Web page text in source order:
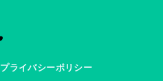
プライバシーポリシー